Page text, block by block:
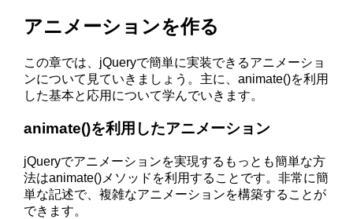
アニメーションを作る
この章では、jQueryで簡単に実装できるアニメーショ
ンについて見ていきましょう。主に、animate()を利用
した基本と応用について学んでいきます。
animate()を利用したアニメーション
jQueryでアニメーションを実現するもっとも簡単な方
法はanimate()メソッドを利用することです。非常に簡
単な記述で、複雑なアニメーションを構築することが
できます。